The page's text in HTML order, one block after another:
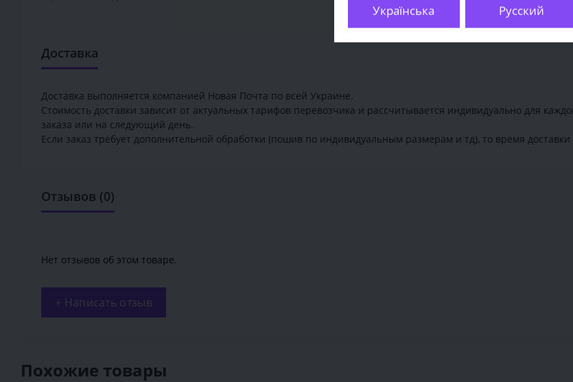
Українська Русский
Доставка
Доставка выполняется компанией Новая Почта по всей Украине.
Стоимость доставки зависит от актуальных тарифов перевозчика и рассчитывается индивидуально для
заказа или на следующий день.
Если заказ требует дополнительной обработки (пошив по индивидуальным размерам и тд), то время
Отзывов (0)
Нет отзывов об этом товаре.
+ Написать отзыв
Похожие товары